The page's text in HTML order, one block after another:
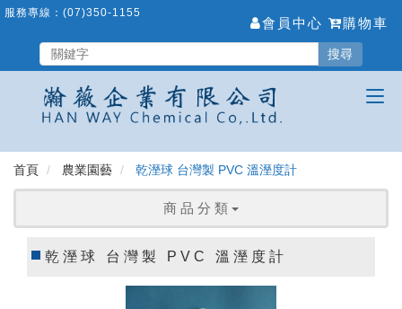
跳
要
服務專線： (07)350-1155
會員中心 購物車
搜尋
首頁 農業園藝 乾溼球 台灣製 PVC 溫溼度計
商 品 分 類
乾溼球 台灣製 PVC 溫溼度計